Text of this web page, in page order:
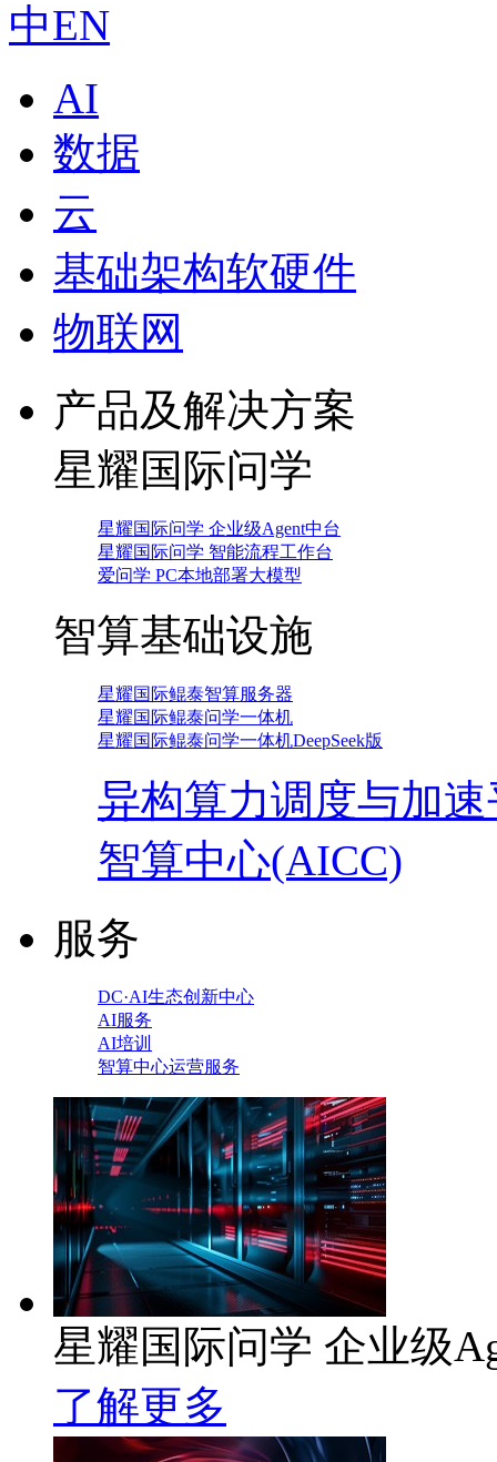
中EN
AI
数据
云
基础架构软硬件
物联网
产品及解决方案
星耀国际问学
星耀国际问学 企业级Agent中台
星耀国际问学 智能流程工作台
爱问学 PC本地部署大模型
智算基础设施
星耀国际鲲泰智算服务器
星耀国际鲲泰问学一体机
星耀国际鲲泰问学一体机DeepSeek版
异构算力调度与加
智算中心(AICC)
服务
DC·AI生态创新中心
AI服务
AI培训
智算中心运营服务
星耀国际问学 企业级
了解更多